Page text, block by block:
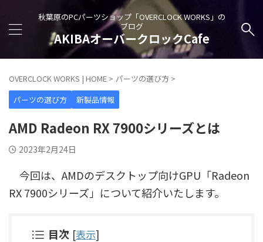
秋葉原のPCパーツショップ「OVERCLOCK WORKS」の
ブログ
AKIBAオーバークロックCafe
OVERCLOCK WORKS | HOME > パーツの選び方 >
パーツの選び方
新製品情報
AMD Radeon RX 7900シリーズとは
2023年2月24日
今回は、AMDのデスクトップ向けGPU「Radeon
RX 7900シリーズ」について紹介いたします。
目次 [表示]